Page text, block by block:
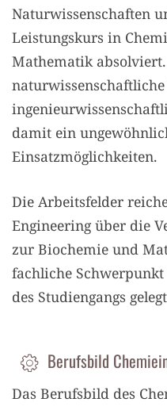
Naturwissenschaften
Leistungskurs in
Mathematik
damit ein
Einsatzmöglichkeiten.
Die Arbeitsfelder
Engineering über die
zur Biochemie und
fachliche
des Studiengangs
Berufsbild
Das Berufsbild des